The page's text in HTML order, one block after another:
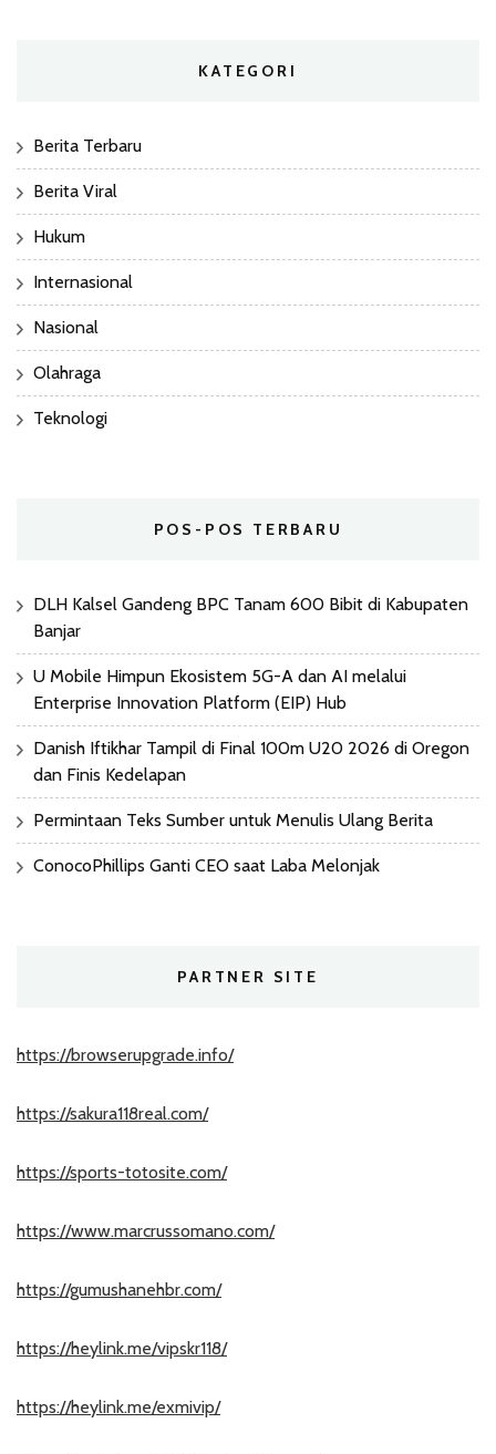
KATEGORI
Berita Terbaru
Berita Viral
Hukum
Internasional
Nasional
Olahraga
Teknologi
POS-POS TERBARU
DLH Kalsel Gandeng BPC Tanam 600 Bibit di Kabupaten
Banjar
U Mobile Himpun Ekosistem 5G-A dan AI melalui
Enterprise Innovation Platform (EIP) Hub
Danish Iftikhar Tampil di Final 100m U20 2026 di Oregon
dan Finis Kedelapan
Permintaan Teks Sumber untuk Menulis Ulang Berita
ConocoPhillips Ganti CEO saat Laba Melonjak
PARTNER SITE
https://browserupgrade.info/
https://sakura118real.com/
https://sports-totosite.com/
https://www.marcrussomano.com/
https://gumushanehbr.com/
https://heylink.me/vipskr118/
https://heylink.me/exmivip/